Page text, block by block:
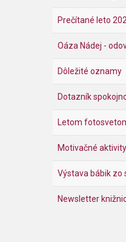
Prečítané leto
Oáza Nádej -
Dôležité oznamy
Dotazník
Letom
Motivačné
Výstava bábik zo
Newsletter